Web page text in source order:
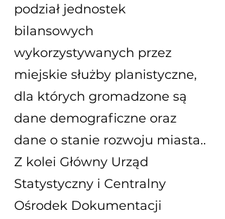
podział jednostek
bilansowych
wykorzystywanych przez
miejskie służby planistyczne,
dla których gromadzone są
dane demograficzne oraz
dane o stanie rozwoju miasta..
Z kolei Główny Urząd
Statystyczny i Centralny
Ośrodek Dokumentacji